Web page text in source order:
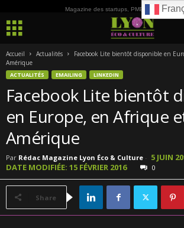
Magazine des startups, PME, ETI et de la
Accueil Actualités
Facebook Lite bientôt disponible en
Amérique
ACTUALITÉS EMAILING LINKEDIN
Facebook Lite bientôt
en Europe, en Afrique
Amérique
Par Rédac Magazine Lyon Éco & Culture - 5 JUIN
DATE MODIFIÉE: 15 FÉVRIER 2016
0
Share